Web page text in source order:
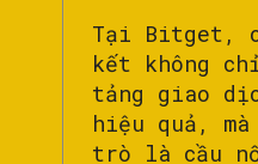
Tại Bitget,
kết không
tảng giao
hiệu quả,
trò là cầu